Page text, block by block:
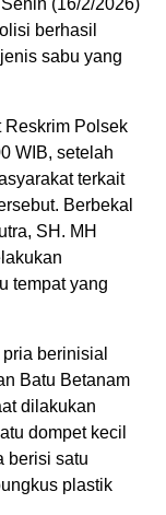
berhasil
sabu yang
Reskrim Polsek
WIB, setelah
terkait
Berbekal
SH. MH
tempat yang
berinisial
Batu Betanam
dilakukan
dompet kecil
berisi satu
plastik